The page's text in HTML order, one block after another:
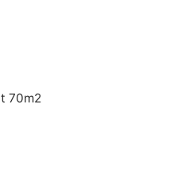
70m2